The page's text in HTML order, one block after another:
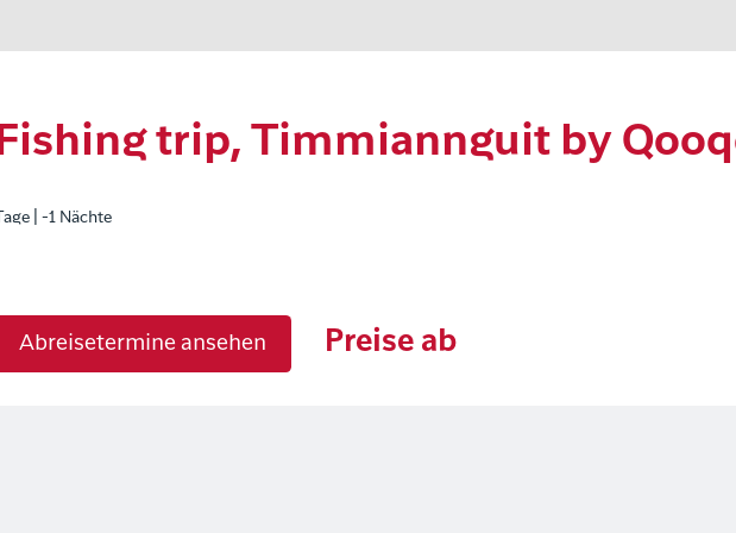
Fishing trip, Timmiannguit by
Tage | -1 Nächte
Abreisetermine ansehen Preise ab